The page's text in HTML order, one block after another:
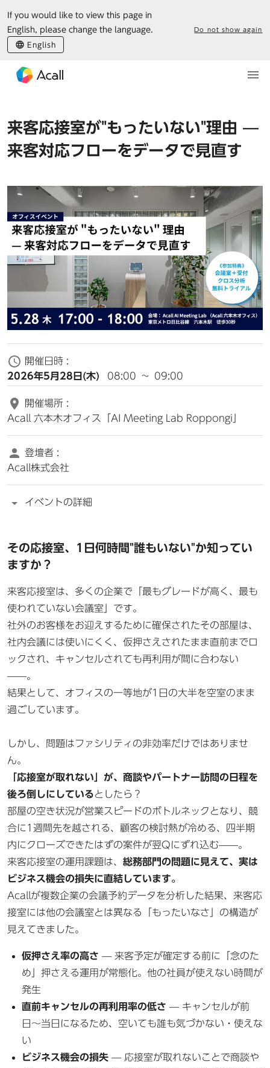
If you would like to view this page in
English, please change the language.
English
Do not show again
来客応接室が"もったいない"理由 —
来客対応フローをデータで見直す
開催日時 :
2026年5月28日(木)
08:00 ~ 09:00
開催場所 :
Acall 六本木オフィス「AI Meeting Lab Roppongi」
登壇者 :
Acall株式会社
イベントの詳細
その応接室、1日何時間"誰もいない"か知ってい
ますか？
来客応接室は、多くの企業で「最もグレードが高く、最も
使われていない会議室」です。
社外のお客様をお迎えするために確保されたその部屋は、
社内会議には使いにくく、仮押さえされたまま直前までロ
ックされ、キャンセルされても再利用が間に合わない
——。
結果として、オフィスの一等地が1日の大半を空室のまま
過ごしています。
しかし、問題はファシリティの非効率だけではありませ
ん。
「応接室が取れない」が、商談やパートナー訪問の日程を
後ろ倒しにしているとしたら？
部屋の空き状況が営業スピードのボトルネックとなり、競
合に1週間先を越される、顧客の検討熱が冷める、四半期
内にクローズできたはずの案件が翌Qにずれ込む——。
来客応接室の運用課題は、 総務部門の問題に見えて、実は
ビジネス機会の損失に直結しています。
Acallが複数企業の会議予約データを分析した結果、来客応
接室には他の会議室とは異なる「もったいなさ」の構造が
見えてきました。
仮押さえ率の高さ — 来客予定が確定する前に「念のた
め」押さえる運用が常態化。他の社員が使えない時間が
発生
直前キャンセルの再利用率の低さ — キャンセルが前
日〜当日になるため、空いても誰も気づかない・使えな
い
ビジネス機会の損失 — 応接室が取れないことで商談や